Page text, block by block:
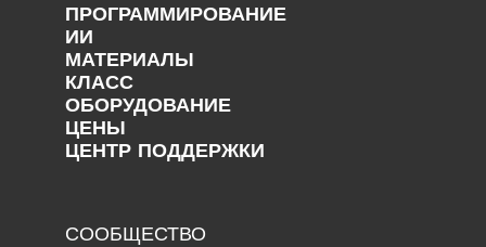
ПРОГРАММИРОВАНИЕ
ИИ
МАТЕРИАЛЫ
КЛАСС
ОБОРУДОВАНИЕ
ЦЕНЫ
ЦЕНТР ПОДДЕРЖКИ
СООБЩЕСТВО